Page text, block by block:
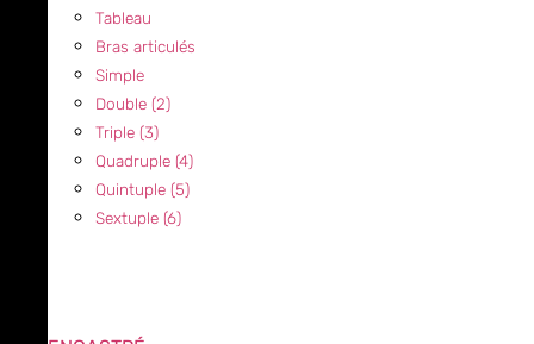
Tableau
Bras articulés
Simple
Double (2)
Triple (3)
Quadruple (4)
Quintuple (5)
Sextuple (6)